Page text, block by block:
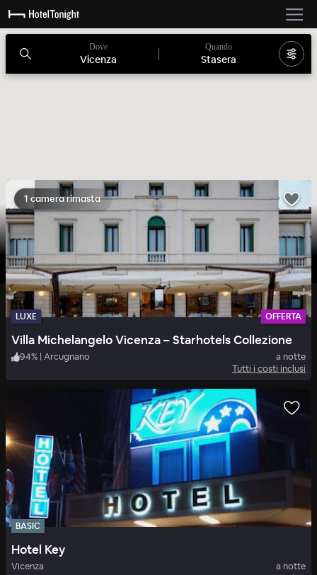
Dove
Vicenza
Quando
Stasera
1 camera rimasta
LUXE OFFERTA
Villa Michelangelo Vicenza – Starhotels Collezione
94% | Arcugnano
a notte
Tutti i costi inclusi
BASIC
Hotel Key
Vicenza
a notte